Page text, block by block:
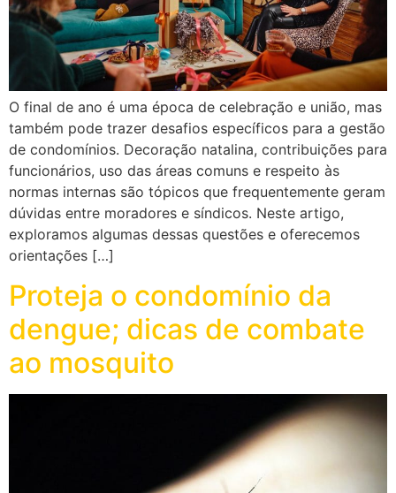
O final de ano é uma época de celebração e união, mas
também pode trazer desafios específicos para a gestão
de condomínios. Decoração natalina, contribuições para
funcionários, uso das áreas comuns e respeito às
normas internas são tópicos que frequentemente geram
dúvidas entre moradores e síndicos. Neste artigo,
exploramos algumas dessas questões e oferecemos
orientações […]
Proteja o condomínio da
dengue; dicas de combate
ao mosquito